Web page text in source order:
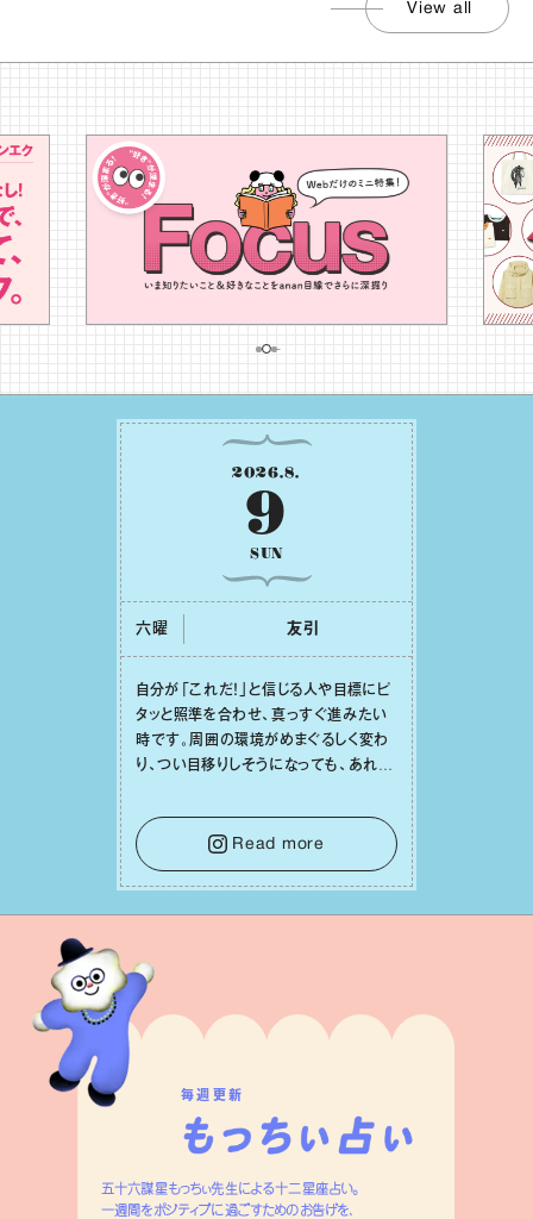
View all
2026.8.
9
SUN
六曜 友引
⾃分が「これだ！」と信じる⼈や⽬標にピ
タッと照準を合わせ、真っすぐ進みたい
時です。周囲の環境がめまぐるしく変わ
り、つい⽬移りしそうになっても、あれこ
をそっと⼿放し、⽬の前のことに集中しま
しょう。そのブレない決意が、あなたにと
って有意義で安定した成果を引き寄せま
す。
Read more
毎週更新
五十六謀星もっちぃ先生による十二星座占い。
一週間をポジティブに過ごすためのお告げを、